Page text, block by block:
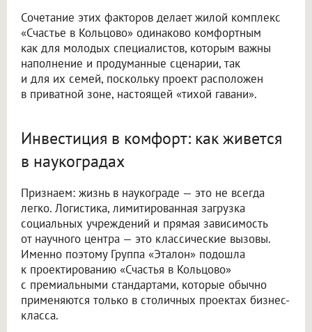
Сочетание этих факторов делает жилой комплекс
«Счастье в Кольцово» одинаково комфортным
как для молодых специалистов, которым важны
наполнение и продуманные сценарии, так
и для их семей, поскольку проект расположен
в приватной зоне, настоящей «тихой гавани».
Инвестиция в комфорт: как живется
в наукоградах
Признаем: жизнь в наукограде — это не всегда
легко. Логистика, лимитированная загрузка
социальных учреждений и прямая зависимость
от научного центра — это классические вызовы.
Именно поэтому Группа «Эталон» подошла
к проектированию «Счастья в Кольцово»
с премиальными стандартами, которые обычно
применяются только в столичных проектах бизнес-
класса.